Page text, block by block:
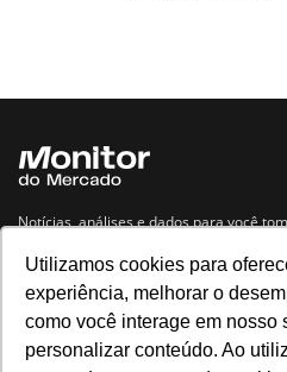
Utilizamos cookies para
experiência, melhorar o
como você interage em nosso
personalizar conteúdo. Ao
Notícias, análises e dados para você
Navegue no site
Últimas notícias Quem somos
Política de privacidade